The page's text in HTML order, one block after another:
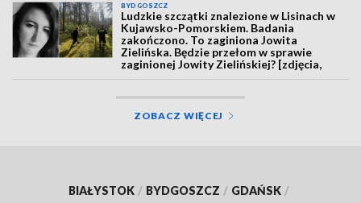
BYDGOSZCZ
Ludzkie szczątki znalezione w Lisinach w
Kujawsko-Pomorskiem. Badania
zakończono. To zaginiona Jowita
Zielińska. Będzie przełom w sprawie
zaginionej Jowity Zielińskiej? [zdjęcia,
wideo, aktualizacja]
ZOBACZ WIĘCEJ
BIAŁYSTOK / BYDGOSZCZ / GDAŃSK /